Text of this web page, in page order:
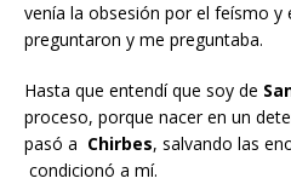
venía la obsesión por el feísmo
preguntaron y me preguntaba.
Hasta que entendí que soy de
proceso, porque nacer en un
pasó a Chirbes, salvando las
condicionó a mí.